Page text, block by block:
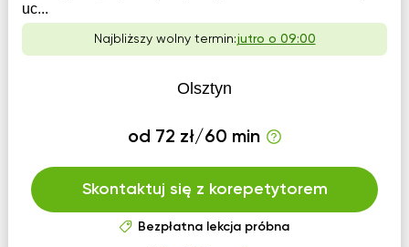
uc...
Najbliższy wolny termin:jutro o 09:00
Olsztyn
od 72 zł/60 min
Skontaktuj się z korepetytorem
Bezpłatna lekcja próbna